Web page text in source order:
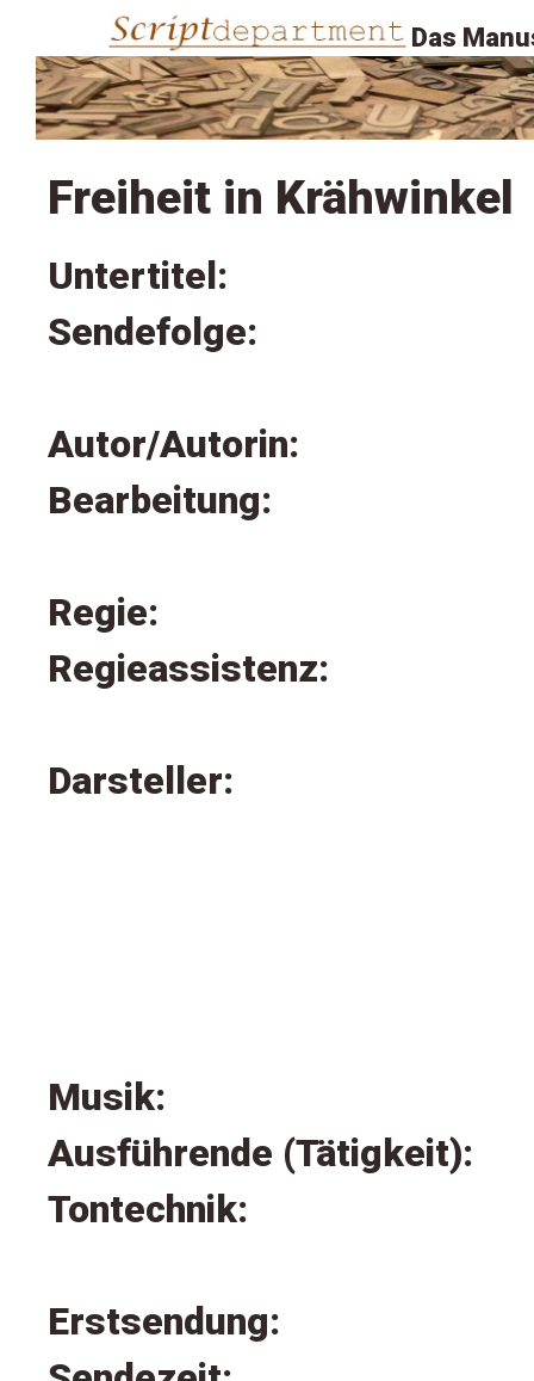
Das
Freiheit in Krähwinkel
Untertitel:
Sendefolge:
Autor/Autorin:
Bearbeitung:
Regie:
Regieassistenz:
Darsteller:
Musik:
Ausführende (Tätigkeit):
Tontechnik:
Erstsendung: